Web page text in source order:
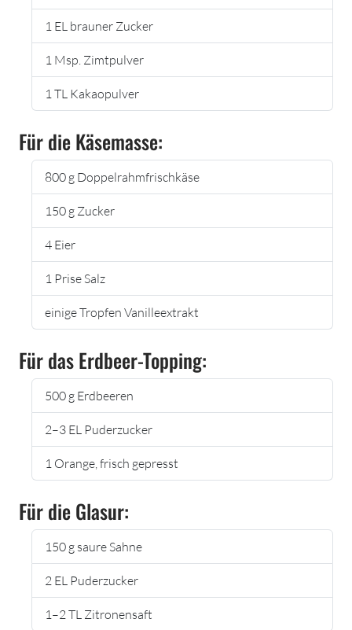
1 EL brauner Zucker
1 Msp. Zimtpulver
1 TL Kakaopulver
Für die Käsemasse:
800 g Doppelrahmfrischkäse
150 g Zucker
4 Eier
1 Prise Salz
einige Tropfen Vanilleextrakt
Für das Erdbeer-Topping:
500 g Erdbeeren
2–3 EL Puderzucker
1 Orange, frisch gepresst
Für die Glasur:
150 g saure Sahne
2 EL Puderzucker
1–2 TL Zitronensaft